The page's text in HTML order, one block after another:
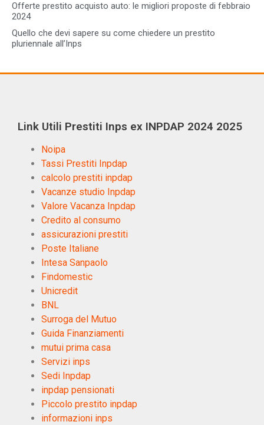
Offerte prestito acquisto auto: le migliori proposte di febbraio
2024
Quello che devi sapere su come chiedere un prestito
pluriennale all’Inps
Link Utili Prestiti Inps ex INPDAP 2024 2025
Noipa
Tassi Prestiti Inpdap
calcolo prestiti inpdap
Vacanze studio Inpdap
Valore Vacanza Inpdap
Credito al consumo
assicurazioni prestiti
Poste Italiane
Intesa Sanpaolo
Findomestic
Unicredit
BNL
Surroga del Mutuo
Guida Finanziamenti
mutui prima casa
Servizi inps
Sedi Inpdap
inpdap pensionati
Piccolo prestito inpdap
informazioni inps